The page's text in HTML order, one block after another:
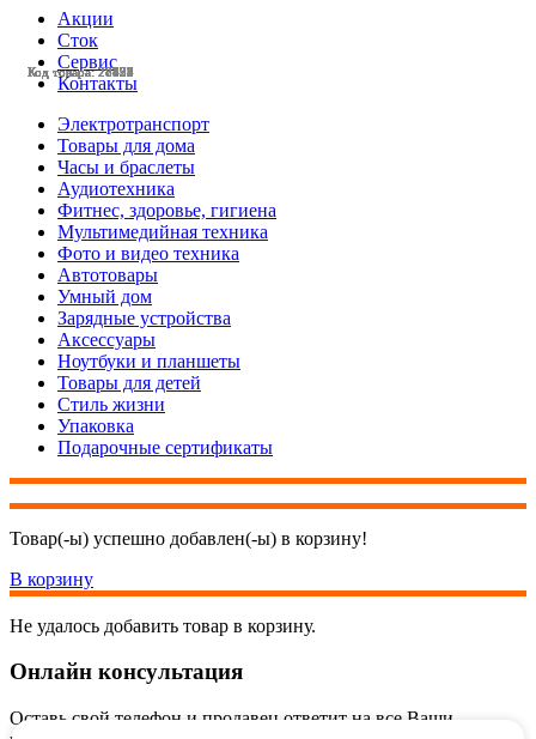
Код товара: 28428
Код товара: 28425
Код товара: 28424
Код товара: 28423
Код товара: 28377
Код товара: 28375
Код товара: 28132
Код товара: 28131
Код товара: 27803
Код товара: 27799
Код товара: 27798
Код товара: 27633
Акции
Сток
Сервис
Контакты
Электротранспорт
Товары для дома
Часы и браслеты
Аудиотехника
Фитнес, здоровье, гигиена
Мультимедийная техника
Фото и видео техника
Автотовары
Умный дом
Зарядные устройства
Аксессуары
Ноутбуки и планшеты
Товары для детей
Стиль жизни
Упаковка
Подарочные сертификаты
Товар(-ы) успешно добавлен(-ы) в корзину!
В корзину
Не удалось добавить товар в корзину.
Онлайн консультация
Оставь свой телефон и продавец ответит на все Ваши